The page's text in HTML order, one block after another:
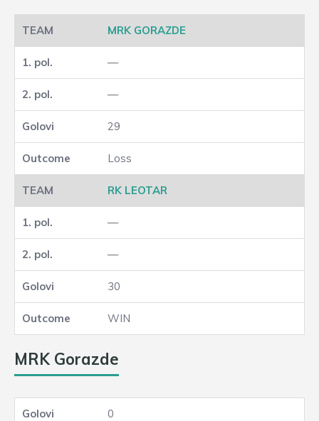
MRK GORAZDE
—
—
29
Loss
RK LEOTAR
—
—
30
WIN
MRK Gorazde
0